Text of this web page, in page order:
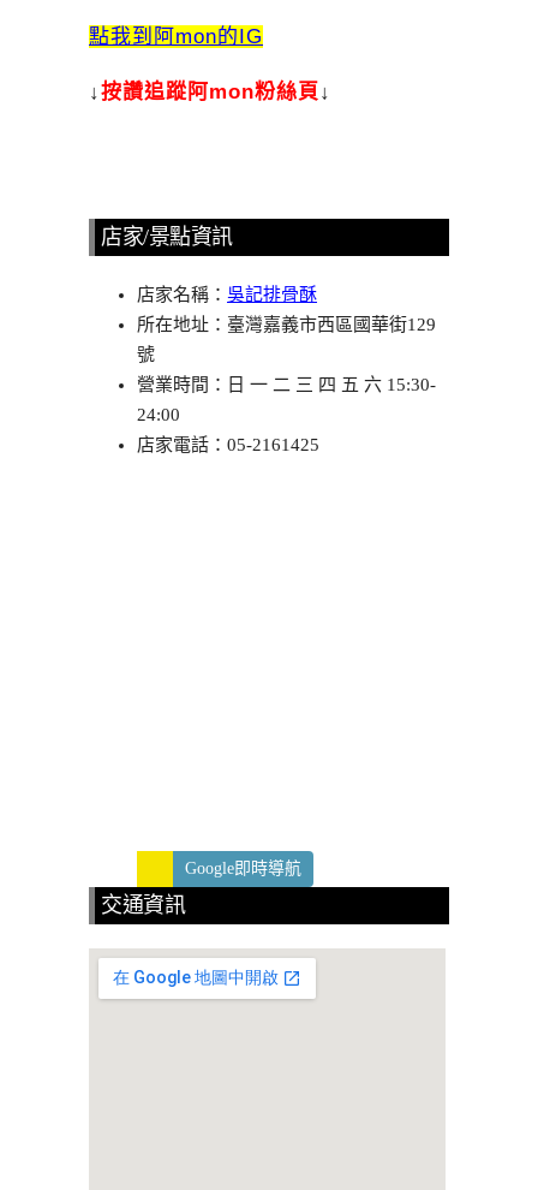
點我到阿mon的IG
↓按讚追蹤阿mon粉絲頁 ↓
店家/景點資訊
店家名稱： 吳記排骨酥
所在地址：臺灣嘉義市西區國華街129
號
營業時間：日 一 二 三 四 五 六 15:30-
24:00
店家電話：05-2161425
Google即時導航
交通資訊